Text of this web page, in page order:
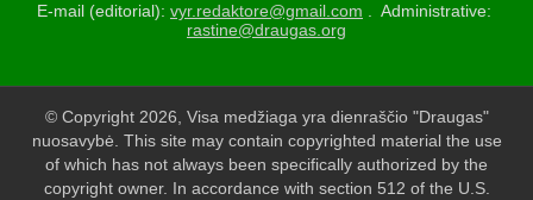
E-mail (editorial): vyr.redaktore@gmail.com . Administrative:
rastine@draugas.org
© Copyright 2026, Visa medžiaga yra dienraščio "Draugas"
nuosavybė. This site may contain copyrighted material the use
of which has not always been specifically authorized by the
copyright owner. In accordance with section 512 of the U.S.